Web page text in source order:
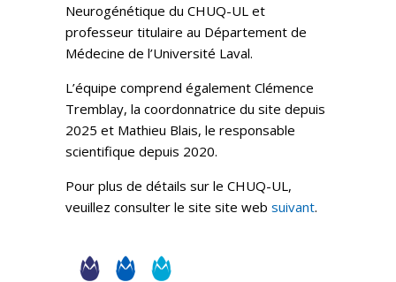
Neurogénétique du CHUQ-UL et
professeur titulaire au Département de
Médecine de l’Université Laval.
L’équipe comprend également Clémence
Tremblay, la coordonnatrice du site depuis
2025 et Mathieu Blais, le responsable
scientifique depuis 2020.
Pour plus de détails sur le CHUQ-UL,
veuillez consulter le site site web suivant.